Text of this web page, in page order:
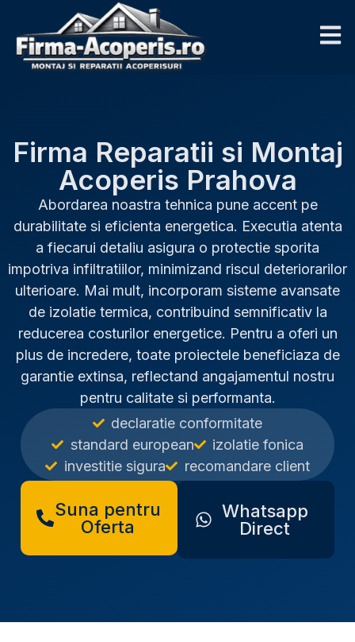
Firma Reparatii si Montaj
Acoperis Prahova
Abordarea noastra tehnica pune accent pe
durabilitate si eficienta energetica. Executia atenta
a fiecarui detaliu asigura o protectie sporita
impotriva infiltratiilor, minimizand riscul deteriorarilor
ulterioare. Mai mult, incorporam sisteme avansate
de izolatie termica, contribuind semnificativ la
reducerea costurilor energetice. Pentru a oferi un
plus de incredere, toate proiectele beneficiaza de
garantie extinsa, reflectand angajamentul nostru
pentru calitate si performanta.
declaratie conformitate
standard european
izolatie fonica
investitie sigura
recomandare client
Suna pentru
Oferta
Whatsapp
Direct